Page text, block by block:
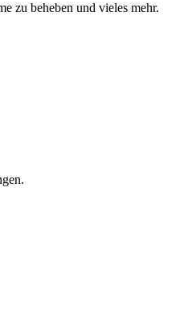
zu beheben und vieles mehr.